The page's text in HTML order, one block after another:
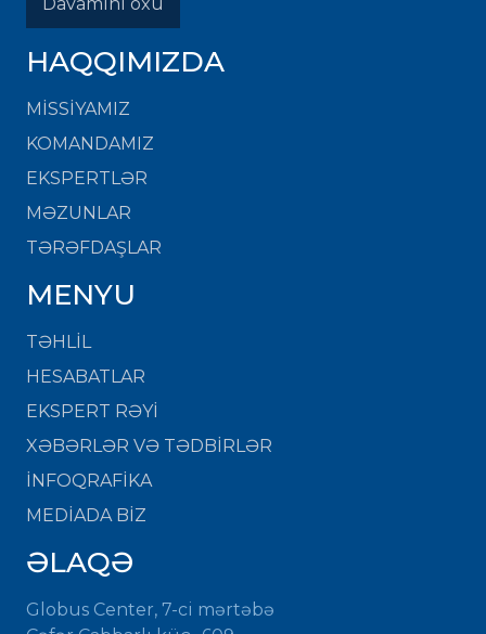
HAQQIMIZDA
MISSIYAMIZ
KOMANDAMIZ
EKSPERTLƏR
MƏZUNLAR
TƏRƏFDAŞLAR
MENYU
TƏHLİL
HESABATLAR
EKSPERT RƏYİ
XƏBƏRLƏR VƏ TƏDBİRLƏR
İNFOQRAFİKA
MEDİADA BİZ
ƏLAQƏ
Globus Center, 7-ci mərtəbə